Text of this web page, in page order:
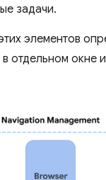
задачи.
элементов
в отдельном окне